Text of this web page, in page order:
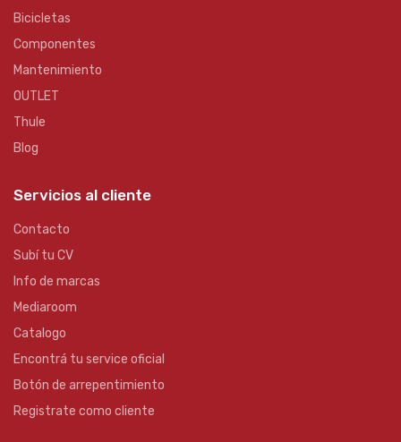
Bicicletas
Componentes
Mantenimiento
OUTLET
Thule
Blog
Servicios al cliente
Contacto
Subí tu CV
Info de marcas
Mediaroom
Catalogo
Encontrá tu service oficial
Botón de arrepentimiento
Registrate como cliente